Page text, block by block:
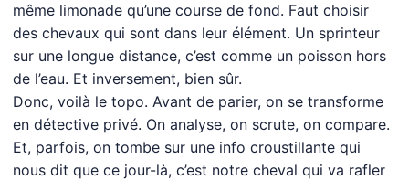
même limonade qu’une course de fond. Faut choisir
des chevaux qui sont dans leur élément. Un sprinteur
sur une longue distance, c’est comme un poisson hors
de l’eau. Et inversement, bien sûr.
Donc, voilà le topo. Avant de parier, on se transforme
en détective privé. On analyse, on scrute, on compare.
Et, parfois, on tombe sur une info croustillante qui
nous dit que ce jour-là, c’est notre cheval qui va rafler